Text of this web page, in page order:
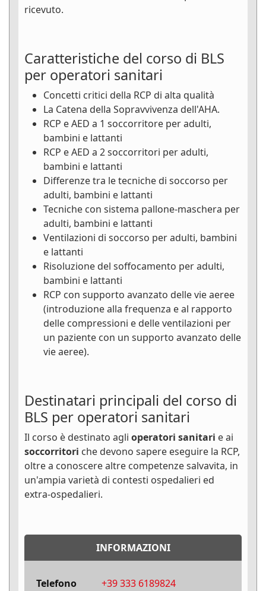
ricevuto.
Caratteristiche del corso di BLS
per operatori sanitari
Concetti critici della RCP di alta qualità
La Catena della Sopravvivenza dell'AHA.
RCP e AED a 1 soccorritore per adulti,
bambini e lattanti
RCP e AED a 2 soccorritori per adulti,
bambini e lattanti
Differenze tra le tecniche di soccorso per
adulti, bambini e lattanti
Tecniche con sistema pallone-maschera per
adulti, bambini e lattanti
Ventilazioni di soccorso per adulti, bambini
e lattanti
Risoluzione del soffocamento per adulti,
bambini e lattanti
RCP con supporto avanzato delle vie aeree
(introduzione alla frequenza e al rapporto
delle compressioni e delle ventilazioni per
un paziente con un supporto avanzato delle
vie aeree).
Destinatari principali del corso di
BLS per operatori sanitari
Il corso è destinato agli operatori sanitari e ai
soccorritori che devono sapere eseguire la RCP,
oltre a conoscere altre competenze salvavita, in
un'ampia varietà di contesti ospedalieri ed
extra-ospedalieri.
INFORMAZIONI
Telefono
+39 333 6189824